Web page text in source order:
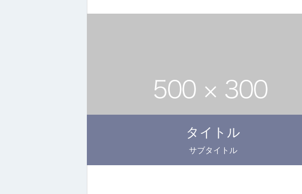
タイトル
サブタイトル